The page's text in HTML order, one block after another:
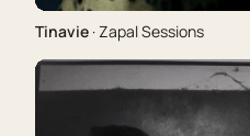
Tinavie · Zapal Sessions